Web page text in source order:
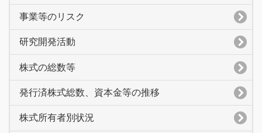
事業等のリスク
研究開発活動
株式の総数等
発行済株式総数、資本金等の推移
株式所有者別状況